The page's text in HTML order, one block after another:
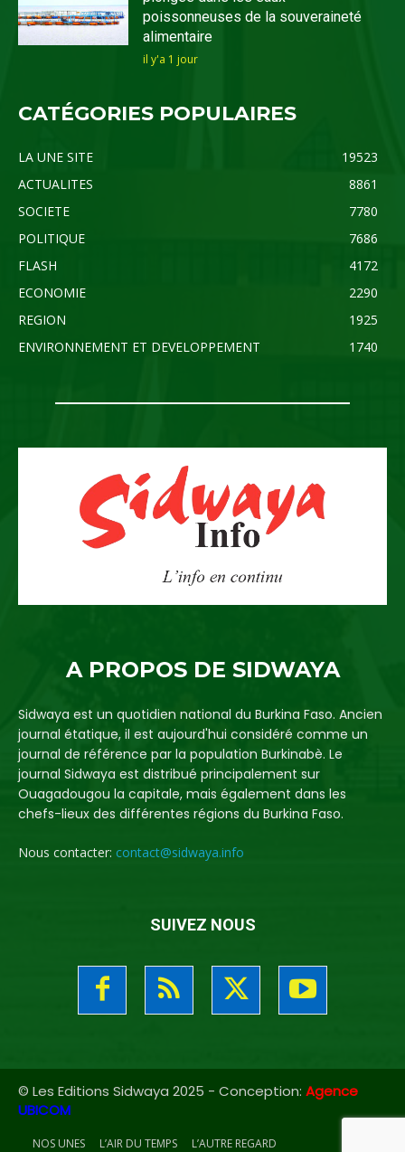
poissonneuses de la souveraineté
alimentaire
il y'a 1 jour
CATÉGORIES POPULAIRES
LA UNE SITE
19523
ACTUALITES
8861
SOCIETE
7780
POLITIQUE
7686
FLASH
4172
ECONOMIE
2290
REGION
1925
ENVIRONNEMENT ET DEVELOPPEMENT
1740
A PROPOS DE SIDWAYA
Sidwaya est un quotidien national du Burkina Faso. Ancien
journal étatique, il est aujourd'hui considéré comme un
journal de référence par la population Burkinabè. Le
journal Sidwaya est distribué principalement sur
Ouagadougou la capitale, mais également dans les
chefs-lieux des différentes régions du Burkina Faso.
Nous contacter: contact@sidwaya.info
SUIVEZ NOUS
© Les Editions Sidwaya 2025 - Conception: Agence
UBICOM
NOS UNES L’AIR DU TEMPS L’AUTRE REGARD